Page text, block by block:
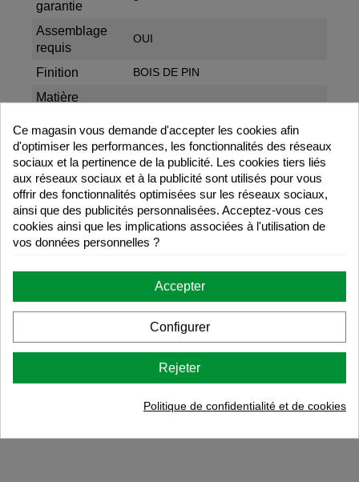
garantie
Assemblage
requis
OUI
Finition BOIS DE PIN
Matière
principale
Téléchargements
Recommandations d'utilisation et de
garantie
Instructions de montage
Opinions d'autres acheteurs
Ce magasin vous demande d'accepter les cookies afin
d'optimiser les performances, les fonctionnalités des réseaux
sociaux et la pertinence de la publicité. Les cookies tiers liés
aux réseaux sociaux et à la publicité sont utilisés pour vous
offrir des fonctionnalités optimisées sur les réseaux sociaux,
ainsi que des publicités personnalisées. Acceptez-vous ces
cookies ainsi que les implications associées à l'utilisation de
vos données personnelles ?
Accepter
Configurer
Rejeter
Politique de confidentialité et de cookies